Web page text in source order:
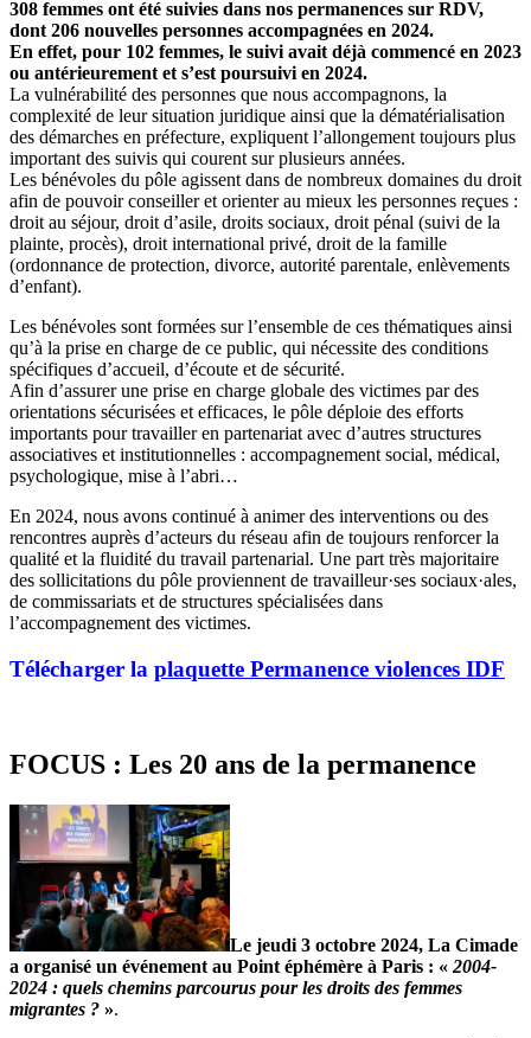
308 femmes ont été suivies dans nos permanences sur RDV,
dont 206 nouvelles personnes accompagnées en 2024.
En effet, pour 102 femmes, le suivi avait déjà commencé en 2023
ou antérieurement et s’est poursuivi en 2024.
La vulnérabilité des personnes que nous accompagnons, la
complexité de leur situation juridique ainsi que la dématérialisation
des démarches en préfecture, expliquent l’allongement toujours plus
important des suivis qui courent sur plusieurs années.
Les bénévoles du pôle agissent dans de nombreux domaines du droit
afin de pouvoir conseiller et orienter au mieux les personnes reçues :
droit au séjour, droit d’asile, droits sociaux, droit pénal (suivi de la
plainte, procès), droit international privé, droit de la famille
(ordonnance de protection, divorce, autorité parentale, enlèvements
d’enfant).
Les bénévoles sont formées sur l’ensemble de ces thématiques ainsi
qu’à la prise en charge de ce public, qui nécessite des conditions
spécifiques d’accueil, d’écoute et de sécurité.
Afin d’assurer une prise en charge globale des victimes par des
orientations sécurisées et efficaces, le pôle déploie des efforts
importants pour travailler en partenariat avec d’autres structures
associatives et institutionnelles : accompagnement social, médical,
psychologique, mise à l’abri…
En 2024, nous avons continué à animer des interventions ou des
rencontres auprès d’acteurs du réseau afin de toujours renforcer la
qualité et la fluidité du travail partenarial. Une part très majoritaire
des sollicitations du pôle proviennent de travailleur·ses sociaux·ales,
de commissariats et de structures spécialisées dans
l’accompagnement des victimes.
Télécharger la plaquette Permanence violences IDF
FOCUS : Les 20 ans de la permanence
Le jeudi 3 octobre 2024, La Cimade
a organisé un événement au Point éphémère à Paris : « 2004-
2024 : quels chemins parcourus pour les droits des femmes
migrantes ? ».